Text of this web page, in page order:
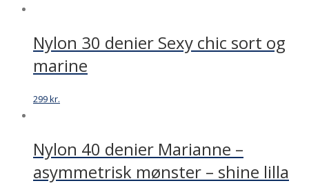
Nylon 30 denier Sexy chic sort og
marine
299kr.
Nylon 40 denier Marianne –
asymmetrisk mønster – shine lilla